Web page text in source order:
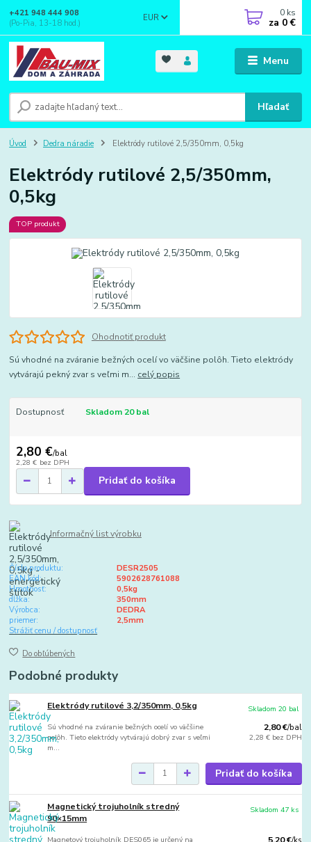
Menu
EUR
Hľadať
+421 948 444 908
(Po-Pia, 13-18 hod.)
0 ks
za 0 €
Úvod Dedra náradie Elektródy rutilové 2,5/350mm, 0,5kg
Elektródy rutilové 2,5/350mm,
0,5kg
TOP produkt
Ohodnotiť produkt
Sú vhodné na zváranie bežných ocelí vo väčšine polôh. Tieto elektródy
vytvárajú pekný zvar s veľmi m... celý popis
Dostupnosť Skladom 20 bal
2,80 €/bal
2,28 € bez DPH
Pridať do košíka
Informačný list výrobku
Číslo produktu:
DESR2505
EAN kód:
5902628761088
Hmotnosť:
0,5kg
dĺžka:
350mm
Výrobca:
DEDRA
priemer:
2,5mm
Strážiť cenu / dostupnosť
Do obľúbených
Podobné produkty
Elektródy rutilové 3,2/350mm, 0,5kg
Sú vhodné na zváranie bežných ocelí vo väčšine
polôh. Tieto elektródy vytvárajú dobrý zvar s veľmi
m...
2,80 €/bal
2,28 € bez DPH
Skladom 20 bal
Pridať do košíka
Magnetický trojuholník stredný
90×15mm
Magnetový trojuholník DES065 je určený na
Skladom 47 ks